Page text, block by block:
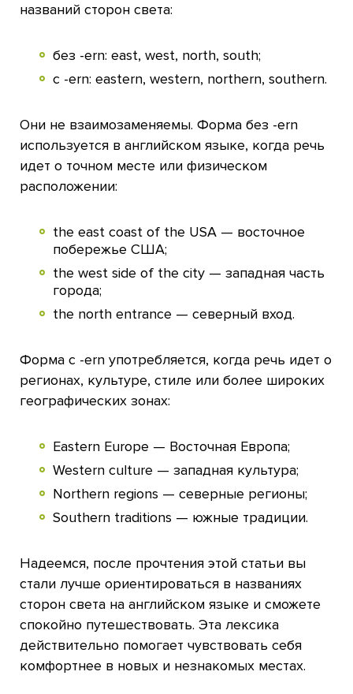
названий сторон света:
без -ern: east, west, north, south;
с -ern: eastern, western, northern, southern.
Они не взаимозаменяемы. Форма без -ern
используется в английском языке, когда речь
идет о точном месте или физическом
расположении:
the east coast of the USA — восточное
побережье США;
the west side of the city — западная часть
города;
the north entrance — северный вход.
Форма с -ern употребляется, когда речь идет о
регионах, культуре, стиле или более широких
географических зонах:
Eastern Europe — Восточная Европа;
Western culture — западная культура;
Northern regions — северные регионы;
Southern traditions — южные традиции.
Надеемся, после прочтения этой статьи вы
стали лучше ориентироваться в названиях
сторон света на английском языке и сможете
спокойно путешествовать. Эта лексика
действительно помогает чувствовать себя
комфортнее в новых и незнакомых местах.